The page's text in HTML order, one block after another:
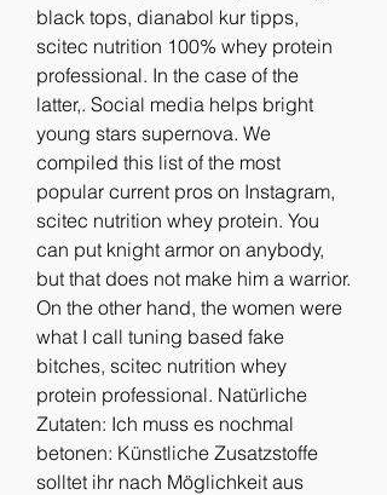
black tops, dianabol kur tipps,
scitec nutrition 100% whey protein
professional. In the case of the
latter,. Social media helps bright
young stars supernova. We
compiled this list of the most
popular current pros on Instagram,
scitec nutrition whey protein. You
can put knight armor on anybody,
but that does not make him a warrior.
On the other hand, the women were
what I call tuning based fake
bitches, scitec nutrition whey
protein professional. Natürliche
Zutaten: Ich muss es nochmal
betonen: Künstliche Zusatzstoffe
solltet ihr nach Möglichkeit aus